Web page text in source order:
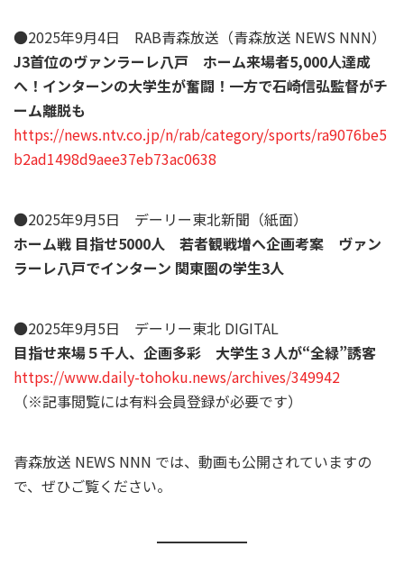
●2025年9月4日 RAB青森放送（青森放送 NEWS NNN）
J3首位のヴァンラーレ八戸 ホーム来場者5,000人達成
へ！インターンの大学生が奮闘！一方で石崎信弘監督がチ
ーム離脱も
https://news.ntv.co.jp/n/rab/category/sports/ra9076be5
b2ad1498d9aee37eb73ac0638
●2025年9月5日 デーリー東北新聞（紙面）
ホーム戦 目指せ5000人 若者観戦増へ企画考案 ヴァン
ラーレ八戸でインターン 関東圏の学生3人
●2025年9月5日 デーリー東北 DIGITAL
目指せ来場５千人、企画多彩 大学生３人が“全緑”誘客
https://www.daily-tohoku.news/archives/349942
（※記事閲覧には有料会員登録が必要です）
青森放送 NEWS NNN では、動画も公開されていますの
で、ぜひご覧ください。